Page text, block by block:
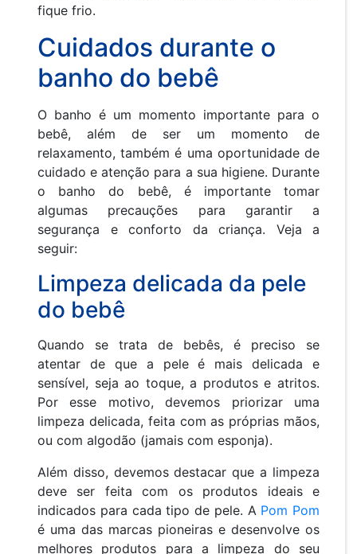
fique frio.
Cuidados durante o
banho do bebê
O banho é um momento importante para o
bebê, além de ser um momento de
relaxamento, também é uma oportunidade de
cuidado e atenção para a sua higiene. Durante
o banho do bebê, é importante tomar
algumas precauções para garantir a
segurança e conforto da criança. Veja a
seguir:
Limpeza delicada da pele
do bebê
Quando se trata de bebês, é preciso se
atentar de que a pele é mais delicada e
sensível, seja ao toque, a produtos e atritos.
Por esse motivo, devemos priorizar uma
limpeza delicada, feita com as próprias mãos,
ou com algodão (jamais com esponja).
Além disso, devemos destacar que a limpeza
deve ser feita com os produtos ideais e
indicados para cada tipo de pele. A Pom Pom
é uma das marcas pioneiras e desenvolve os
melhores produtos para a limpeza do seu